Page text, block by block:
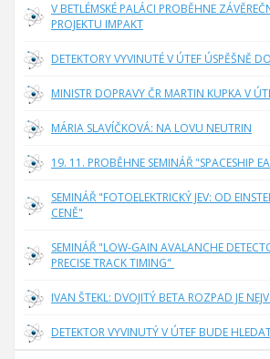
V BETLÉMSKÉ PALÁCI PROBĚHNE
PROJEKTU IMPAKT
DETEKTORY VYVINUTÉ V ÚTEF ÚSPĚŠNĚ
MINISTR DOPRAVY ČR MARTIN KUPKA V
MÁRIA SLAVÍČKOVÁ: NA LOVU NEUTRIN
19. 11. PROBĚHNE SEMINÁŘ "SPACESHIP
SEMINÁŘ "FOTOELEKTRICKÝ JEV: OD
CENĚ"
SEMINÁŘ "LOW-GAIN AVALANCHE
PRECISE TRACK TIMING"
IVAN ŠTEKL: DVOJITÝ BETA ROZPAD JE
DETEKTOR VYVINUTÝ V ÚTEF BUDE